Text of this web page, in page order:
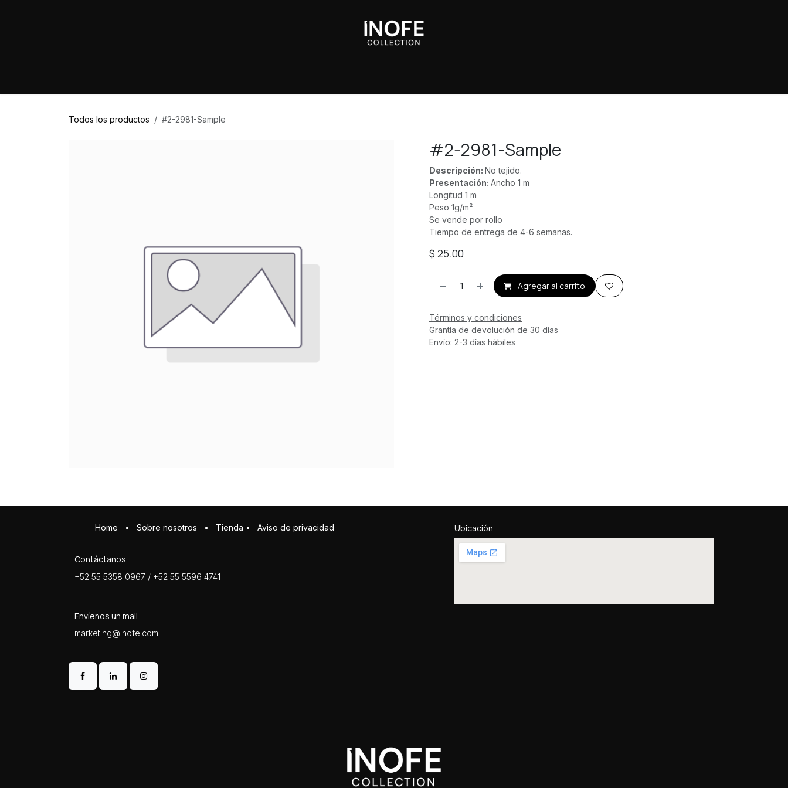
Todos los productos #2-2981-Sample
#2-2981-Sample
Descripción: No tejido.
Presentación: Ancho 1 m
Longitud 1 m
Peso 1g/m²
Se vende por rollo
Tiempo de entrega de 4-6 semanas.
$ 25.00
Agregar al carrito
Términos y condiciones
Grantía de devolución de 30 días
Envío: 2-3 días hábiles
Ubicación
Home • Sobre ​n​osotros • Tienda • Aviso de privacidad
Contáctanos
+52 55 5358 0967 / +52 55 5596 4741
Envíenos un mail
marketing@inofe.com